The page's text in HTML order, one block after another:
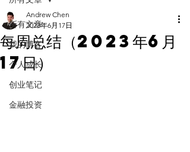
所有文章
我的博客
个人成长
创业笔记
金融投资
每周总结（2023年6月
17日）
Andrew Chen
2023年6月17日